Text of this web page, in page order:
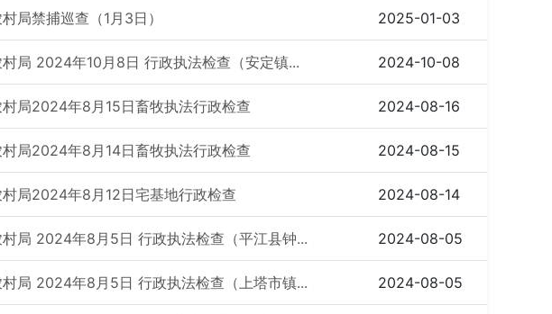
局禁捕巡查（1月3日） 2025-01-03
局 2024年10月8日 行政执法检查（安定镇... 2024-10-08
局2024年8月15日畜牧执法行政检查 2024-08-16
局2024年8月14日畜牧执法行政检查 2024-08-15
局2024年8月12日宅基地行政检查 2024-08-14
局 2024年8月5日 行政执法检查（平江县钟... 2024-08-05
局 2024年8月5日 行政执法检查（上塔市镇... 2024-08-05